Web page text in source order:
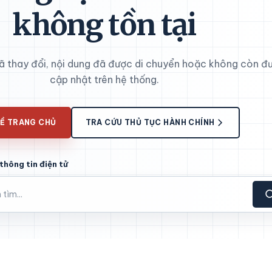
không tồn tại
thay đổi, nội dung đã được di chuyển hoặc không còn
cập nhật trên hệ thống.
TRANG CHỦ TRA CỨU THỦ TỤC HÀNH CHÍNH
tin điện tử